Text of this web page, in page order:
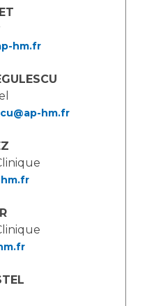
de Biologie
d'Infectiologie
Rares
Rares
hm.fr
hm.fr